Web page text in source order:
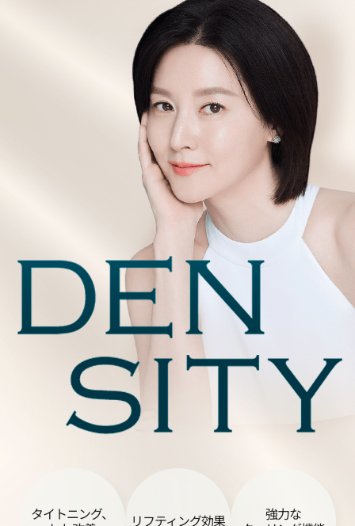
タイトニング、 リフティング効果 強力な